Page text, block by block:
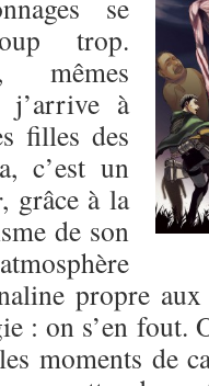
se
trop.
mêmes
j’arrive à
filles des
c’est un
, grâce à la
de son
propre
: on s’en fout.
moments de